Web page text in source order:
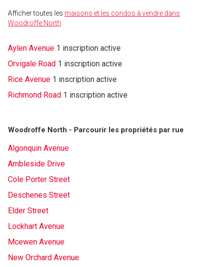
Afficher toutes les maisons et les condos à vendre dans
Woodroffe North
Aylen Avenue 1 inscription active
Orvigale Road 1 inscription active
Rice Avenue 1 inscription active
Richmond Road 1 inscription active
Woodroffe North - Parcourir les propriétés par rue
Algonquin Avenue
Ambleside Drive
Cole Porter Street
Deschenes Street
Elder Street
Lockhart Avenue
Mcewen Avenue
New Orchard Avenue